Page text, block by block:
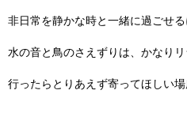
非日常を静かな時と一緒に過ごせる
水の音と鳥のさえずりは、かなりリ
行ったらとりあえず寄ってほしい場